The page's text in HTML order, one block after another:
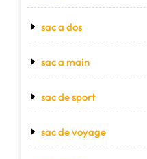
sac a dos
sac a main
sac de sport
sac de voyage